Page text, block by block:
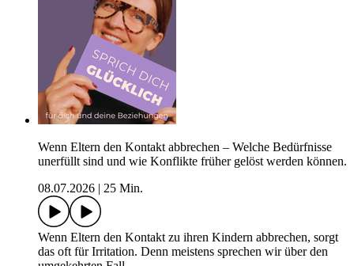
Wenn Eltern den Kontakt abbrechen – Welche Bedürfnisse
unerfüllt sind und wie Konflikte früher gelöst werden können.
08.07.2026
25 Min.
Wenn Eltern den Kontakt zu ihren Kindern abbrechen, sorgt
das oft für Irritation. Denn meistens sprechen wir über den